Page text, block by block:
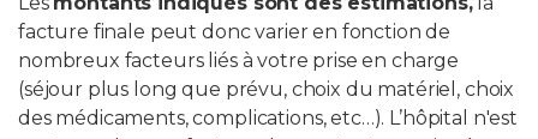
071 92 11 11
facture finale peut donc varier en fonction de
nombreux facteurs liés à votre prise en charge
(séjour plus long que prévu, choix du matériel, choix
des médicaments, complications, etc…). L’hôpital n'est